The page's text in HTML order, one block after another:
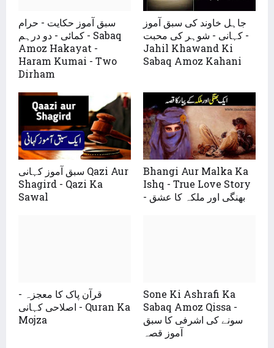
سبق آموز حکایت - حرام
کمائی - دو درہم - Sabaq
Amoz Hakayat -
Haram Kumai - Two
Dirham
جاہل خاوند کی سبق آموز
کہانی - شوہر کی محبت -
Jahil Khawand Ki
Sabaq Amoz Kahani
سبق آموز کہانی Qazi Aur
Shagird - Qazi Ka
Sawal
Bhangi Aur Malka Ka
Ishq - True Love Story
- بھنگی اور ملکہ کا عشق
قرآن پاک کا معجزہ -
اصلاحی کہانی - Quran Ka
Mojza
Sone Ki Ashrafi Ka
Sabaq Amoz Qissa -
سونے کی اشرفی کا سبق
آموز قصہ